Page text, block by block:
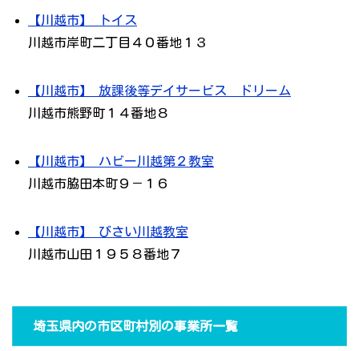
【川越市】 トイス
川越市岸町二丁目４０番地１３
【川越市】 放課後等デイサービス ドリーム
川越市熊野町１４番地８
【川越市】 ハビー川越第２教室
川越市脇田本町９－１６
【川越市】 びさい川越教室
川越市山田１９５８番地７
埼玉県内の市区町村別の事業所一覧